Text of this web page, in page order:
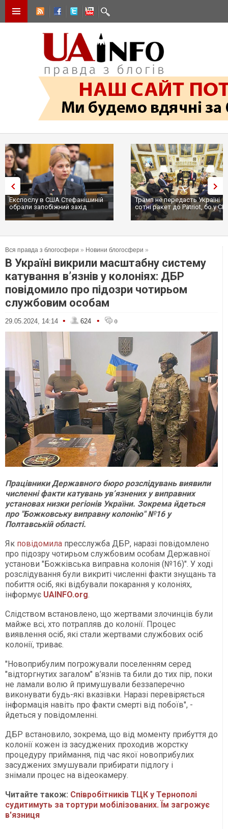
Експослу в США Стефанішиній
обрали запобіжний захід
Трамп не передасть Україні
сотні ракет до Patriot, бо у
...
Вся правда з блогосфери » Новини блогосфери »
В Україні викрили масштабну систему
катування в’язнів у колоніях: ДБР
повідомило про підозри чотирьом
службовим особам
29.05.2024, 14:14 • 624 • 0
Працівники Державного бюро розслідувань виявили
численні факти катувань ув’язнених у виправних
установах низки регіонів України. Зокрема йдеться
про "Божковську виправну колонію" №16 у
Полтавській області.
Як повідомила пресслужба ДБР, наразі повідомлено
про підозру чотирьом службовим особам Державної
установи "Божківська виправна колонія (№16)". У ході
розслідування були викриті численні факти знущань та
побиття осіб, які відбували покарання у колоніях,
інформує UAINFO.org.
Слідством встановлено, що жертвами злочинців були
майже всі, хто потрапляв до колонії. Процес
виявлення осіб, які стали жертвами службових осіб
колонії, триває.
"Новоприбулим погрожували поселенням серед
"відторгнутих загалом" в’язнів та били до тих пір, поки
не ламали волю й примушували беззаперечно
виконувати будь-які вказівки. Наразі перевіряється
інформація навіть про факти смерті від побоїв", -
йдеться у повідомленні.
ДБР встановило, зокрема, що від моменту прибуття до
колонії кожен із засуджених проходив жорстку
процедуру приймання, під час якої новоприбулих
засуджених змушували прибирати підлогу і
знімали процес на відеокамеру.
Читайте також: Співробітників ТЦК у Тернополі
судитимуть за тортури мобілізованих. Їм загрожує
в'язниця